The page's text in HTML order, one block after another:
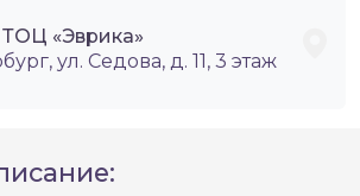
«Эврика»
ул. Седова, д. 11, 3 этаж